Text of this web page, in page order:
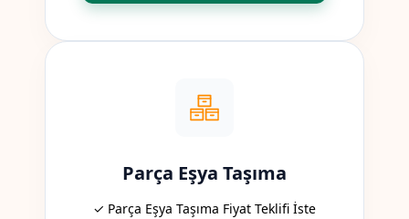
Parça Eşya Taşıma
✓ Parça Eşya Taşıma Fiyat Teklifi İste